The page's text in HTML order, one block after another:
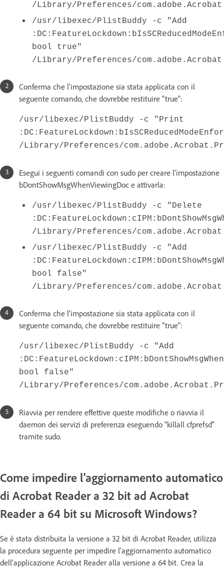
/Library/Preferences/
/usr/libexec/PlistBuddy -c "Add
bool true"
/Library/Preferences/
Conferma che l'impostazione sia stata applicata con il
seguente comando, che dovrebbe restituire "true":
/usr/libexec/PlistBuddy -c "Print
/Library/Preferences/
Esegui i seguenti comandi con sudo per creare l'impostazione
bDontShowMsgWhenViewingDoc e attivarla:
/usr/libexec/PlistBuddy -c "Delete
/Library/Preferences/
/usr/libexec/PlistBuddy -c "Add
bool false"
/Library/Preferences/
Conferma che l'impostazione sia stata applicata con il
seguente comando, che dovrebbe restituire "true":
/usr/libexec/PlistBuddy -c "Add
bool false"
/Library/Preferences/
Riavvia per rendere effettive queste modifiche o riavvia il
daemon dei servizi di preferenza eseguendo "killall cfprefsd"
tramite sudo.
Come impedire l'aggiornamento automatico
di Acrobat Reader a 32 bit ad Acrobat
Reader a 64 bit su Microsoft Windows?
Se è stata distribuita la versione a 32 bit di Acrobat Reader, utilizza
la procedura seguente per impedire l'aggiornamento automatico
dell'applicazione Acrobat Reader alla versione a 64 bit. Crea la